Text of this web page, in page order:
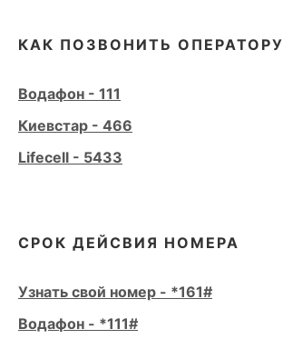
КАК ПОЗВОНИТЬ ОПЕРАТОРУ
Водафон - 111
Киевстар - 466
Lifecell - 5433
СРОК ДЕЙСВИЯ НОМЕРА
Узнать свой номер - *161#
Водафон - *111#